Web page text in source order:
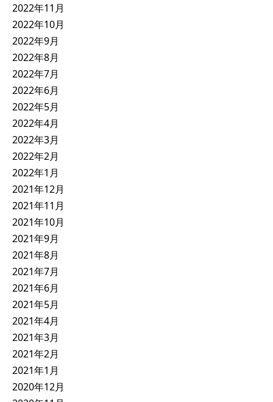
2022年11月
2022年10月
2022年9月
2022年8月
2022年7月
2022年6月
2022年5月
2022年4月
2022年3月
2022年2月
2022年1月
2021年12月
2021年11月
2021年10月
2021年9月
2021年8月
2021年7月
2021年6月
2021年5月
2021年4月
2021年3月
2021年2月
2021年1月
2020年12月